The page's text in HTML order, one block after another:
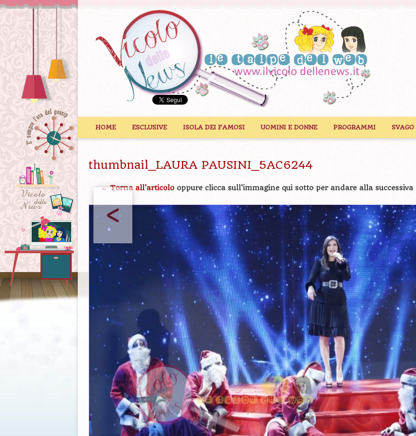
HOME ESCLUSIVE ISOLA DEI FAMOSI UOMINI E DONNE PROGRAMMI SVAGO
thumbnail_LAURA PAUSINI_5AC6244
← Torna all'articolo oppure clicca sull'immagine qui sotto per andare alla successiva
<